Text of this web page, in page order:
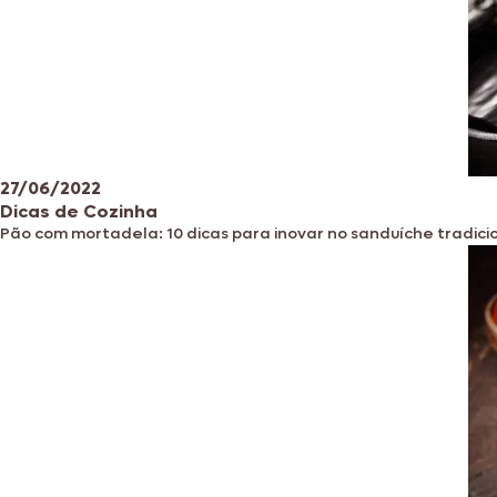
27/06/2022
Dicas de Cozinha
Pão com mortadela: 10 dicas para inovar no sanduíche